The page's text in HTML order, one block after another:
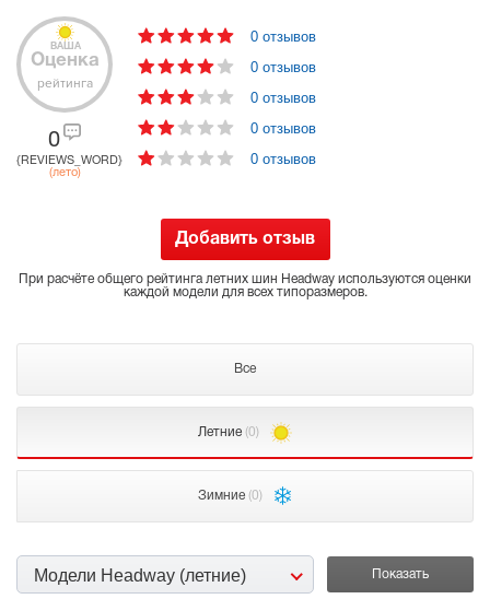
ВАША
Оценка
рейтинга
0
{REVIEWS_WORD}
(лето)
0 отзывов
0 отзывов
0 отзывов
0 отзывов
0 отзывов
Добавить отзыв
При расчёте общего рейтинга летних шин Headway используются оценки
каждой модели для всех типоразмеров.
Все
Летние (0)
Зимние (0)
Модели Headway (летние)